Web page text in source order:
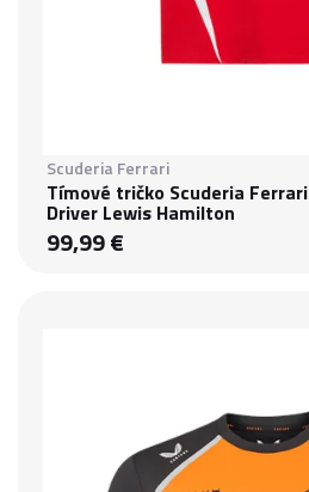
Scuderia Ferrari
Tímové tričko Scuderia Ferrari
Driver Lewis Hamilton
99,99 €